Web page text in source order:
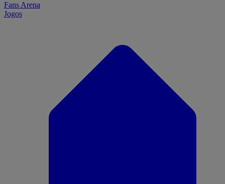
Fans Arena
Jogos